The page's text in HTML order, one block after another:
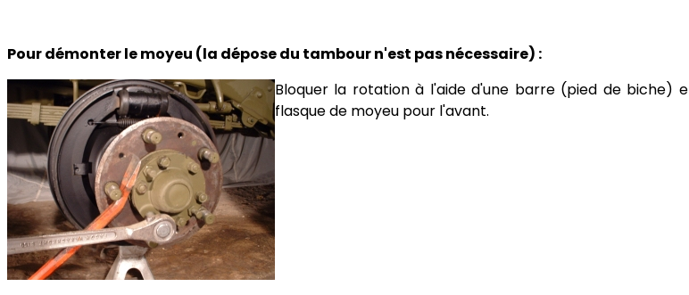
Pour démonter le moyeu (la dépose du tambour n'est pas nécessaire) :
Bloquer la rotation à l'aide d'une barre (pied de biche)
flasque de moyeu pour l'avant.